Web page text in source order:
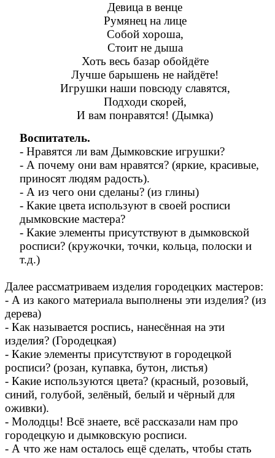
Девица в венце
Румянец на лице
Собой хороша,
Стоит не дыша
Хоть весь базар обойдёте
Лучше барышень не найдёте!
Игрушки наши повсюду славятся,
Подходи скорей,
И вам понравятся! (Дымка)
Воспитатель.
- Нравятся ли вам Дымковские игрушки?
- А почему они вам нравятся? (яркие, красивые,
приносят людям радость).
- А из чего они сделаны? (из глины)
- Какие цвета используют в своей росписи
дымковские мастера?
- Какие элементы присутствуют в дымковской
росписи? (кружочки, точки, кольца, полоски и
т.д.)
Далее рассматриваем изделия городецких мастеров:
- А из какого материала выполнены эти изделия? (из
дерева)
- Как называется роспись, нанесённая на эти
изделия? (Городецкая)
- Какие элементы присутствуют в городецкой
росписи? (розан, купавка, бутон, листья)
- Какие используются цвета? (красный, розовый,
синий, голубой, зелёный, белый и чёрный для
оживки).
- Молодцы! Всё знаете, всё рассказали нам про
городецкую и дымковскую росписи.
- А что же нам осталось ещё сделать, чтобы стать